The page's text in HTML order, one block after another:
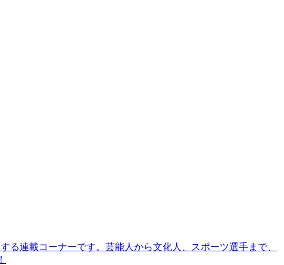
連載コーナーです。芸能人から文化人、スポーツ選手まで、